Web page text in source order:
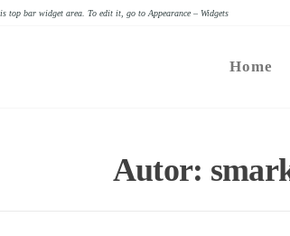
top bar widget area. To edit it, go to Appearance – Widgets
Home
Autor: